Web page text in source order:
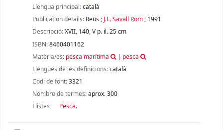
Llengua principal:català
Publication details: Reus ; J.L. Savall Rom; 1991
Descripció:XVII, 140, V p. il. 25 cm
ISBN:8460401162
Matèria/es: pesca marítima | pesca
Llengües de les definicions:català
Codi de font:3321
Nombre de termes:aprox. 300
Llistes
Pesca.